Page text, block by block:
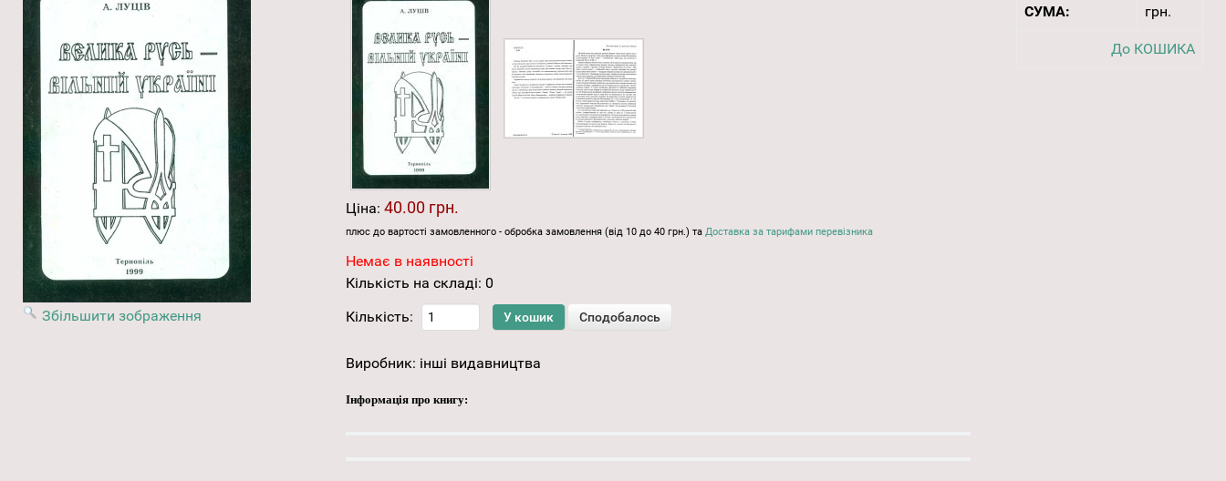
Збільшити зображення
Ціна: 40.00 грн.
плюс до вартості замовленного - обробка замовлення (від 10 до 40 грн.) та Доставка за тарифами перевізника
Немає в наявності
Кількість на складі: 0
Кількість:
Виробник: інші видавництва
Інформація про книгу:
СУМА:
грн.
До КОШИКА